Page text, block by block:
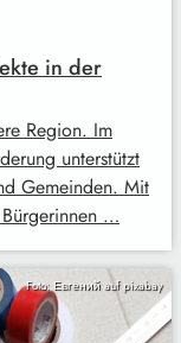
in der
Region. Im
unterstützt
Gemeinden. Mit
…
Foto: Евгений auf pixabay